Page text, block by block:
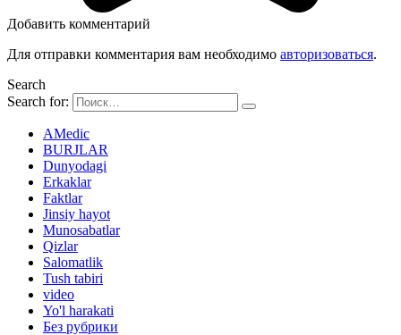
Добавить комментарий
Для отправки комментария вам необходимо авторизоваться.
Search
Search for:
AMedic
BURJLAR
Dunyodagi
Erkaklar
Faktlar
Jinsiy hayot
Munosabatlar
Qizlar
Salomatlik
Tush tabiri
video
Yo'l harakati
Без рубрики